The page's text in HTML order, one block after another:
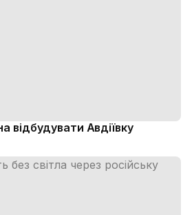
відбудувати Авдіївку